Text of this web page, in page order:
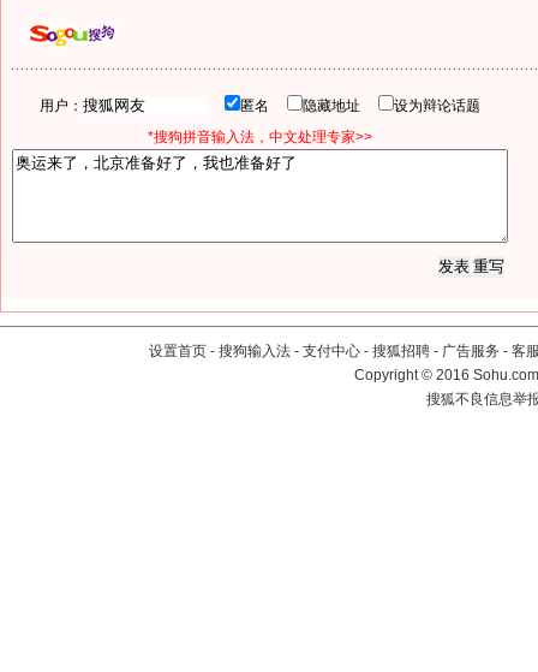
用户： 匿名 隐藏地址
设为辩论话题
*搜狗拼音输入法，中文处理专家>>
设置首页 - 搜狗输入法 - 支付中心 - 搜狐招聘 - 广告服务 - 客
Copyright©2016
搜狐不良信息举